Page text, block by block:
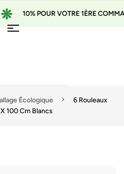
10% POUR VOTRE 1ÈRE
Écologique
6 Rouleaux
100 Cm Blancs